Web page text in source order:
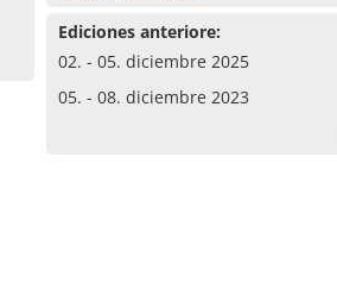
Ediciones anteriore:
02. - 05. diciembre 2025
05. - 08. diciembre 2023